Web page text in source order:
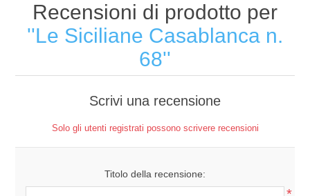
Recensioni di prodotto per
Le Siciliane Casablanca n.
68
Scrivi una recensione
Solo gli utenti registrati possono scrivere recensioni
Titolo della recensione: